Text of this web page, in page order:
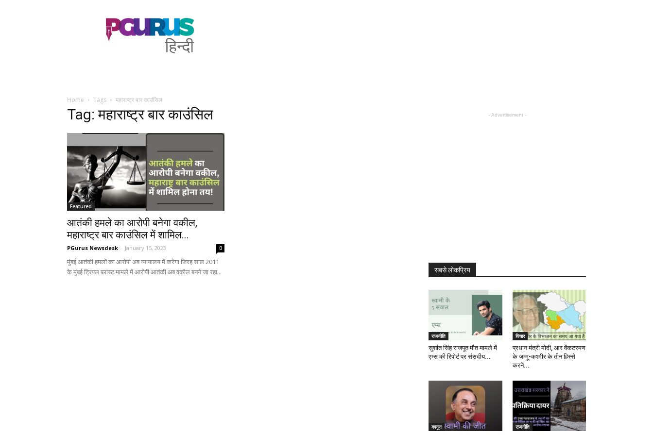
PGurus
Hindi
Home Tags महाराष्ट्र बार काउंसिल
Tag: महाराष्ट्र बार काउंसिल
Featured
आतंकी हमले का आरोपी बनेगा वकील,
महाराष्ट्र बार काउंसिल में शामिल...
PGurus Newsdesk - January 15, 2023 0
मुंबई आतंकी हमलों का आरोपी अब न्यायालय में करेगा जिरह साल 2011
के मुंबई ट्रिपल ब्लास्ट मामले में आरोपी आतंकी अब वकील बनने जा रहा...
- Advertisement -
सबसे लोकप्रिय
राजनीति
सुशांत सिंह राजपूत मौत मामले में
एम्स की रिपोर्ट पर संसदीय...
विचार
प्रधान मंत्री मोदी, आर वेंकटरमण
के जम्मू-कश्मीर के तीन हिस्से
करने...
कानून राजनीति